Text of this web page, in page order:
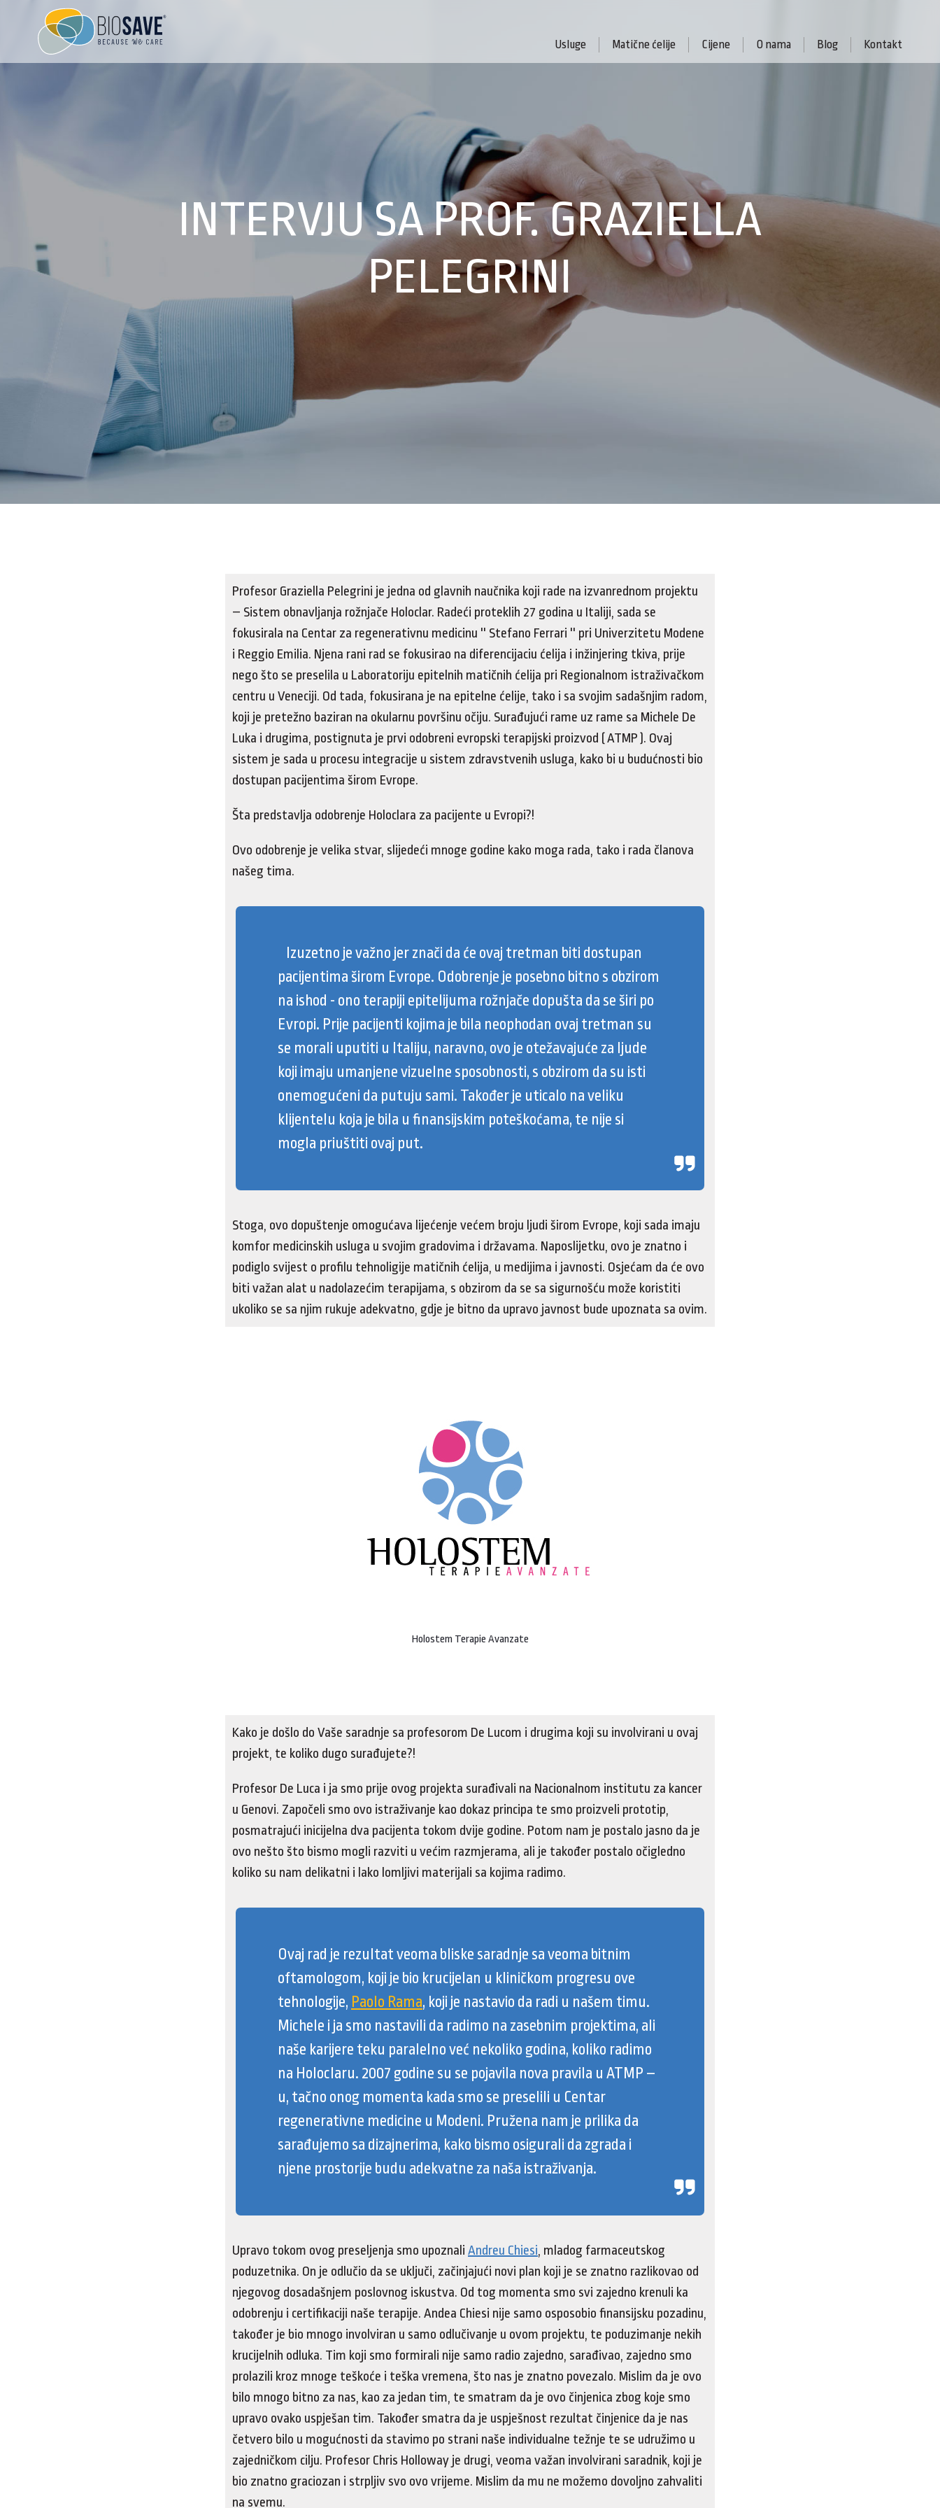
Usluge Matične ćelije Cijene O nama Blog Kontakt
INTERVJU SA PROF. GRAZIELLA
PELEGRINI
Profesor Graziella Pelegrini je jedna od glavnih naučnika koji rade na izvanrednom projektu
– Sistem obnavljanja rožnjače Holoclar. Radeći proteklih 27 godina u Italiji, sada se
fokusirala na Centar za regenerativnu medicinu '' Stefano Ferrari '' pri Univerzitetu Modene
i Reggio Emilia. Njena rani rad se fokusirao na diferencijaciu ćelija i inžinjering tkiva, prije
nego što se preselila u Laboratoriju epitelnih matičnih ćelija pri Regionalnom istraživačkom
centru u Veneciji. Od tada, fokusirana je na epitelne ćelije, tako i sa svojim sadašnjim radom,
koji je pretežno baziran na okularnu površinu očiju. Surađujući rame uz rame sa Michele De
Luka i drugima, postignuta je prvi odobreni evropski terapijski proizvod ( ATMP ). Ovaj
sistem je sada u procesu integracije u sistem zdravstvenih usluga, kako bi u budućnosti bio
dostupan pacijentima širom Evrope.
Šta predstavlja odobrenje Holoclara za pacijente u Evropi?!
Ovo odobrenje je velika stvar, slijedeći mnoge godine kako moga rada, tako i rada članova
našeg tima.
Izuzetno je važno jer znači da će ovaj tretman biti dostupan
pacijentima širom Evrope. Odobrenje je posebno bitno s obzirom
na ishod - ono terapiji epitelijuma rožnjače dopušta da se širi po
Evropi. Prije pacijenti kojima je bila neophodan ovaj tretman su
se morali uputiti u Italiju, naravno, ovo je otežavajuće za ljude
koji imaju umanjene vizuelne sposobnosti, s obzirom da su isti
onemogućeni da putuju sami. Također je uticalo na veliku
klijentelu koja je bila u finansijskim poteškoćama, te nije si
mogla priuštiti ovaj put.
Stoga, ovo dopuštenje omogućava lijećenje većem broju ljudi širom Evrope, koji sada imaju
komfor medicinskih usluga u svojim gradovima i državama. Naposlijetku, ovo je znatno i
podiglo svijest o profilu tehnoligije matičnih ćelija, u medijima i javnosti. Osjećam da će ovo
biti važan alat u nadolazećim terapijama, s obzirom da se sa sigurnošću može koristiti
ukoliko se sa njim rukuje adekvatno, gdje je bitno da upravo javnost bude upoznata sa ovim.
Holostem Terapie Avanzate
Kako je došlo do Vaše saradnje sa profesorom De Lucom i drugima koji su involvirani u ovaj
projekt, te koliko dugo surađujete?!
Profesor De Luca i ja smo prije ovog projekta surađivali na Nacionalnom institutu za kancer
u Genovi. Započeli smo ovo istraživanje kao dokaz principa te smo proizveli prototip,
posmatrajući inicijelna dva pacijenta tokom dvije godine. Potom nam je postalo jasno da je
ovo nešto što bismo mogli razviti u većim razmjerama, ali je također postalo očigledno
koliko su nam delikatni i lako lomljivi materijali sa kojima radimo.
Ovaj rad je rezultat veoma bliske saradnje sa veoma bitnim
oftamologom, koji je bio krucijelan u kliničkom progresu ove
tehnologije, Paolo Rama, koji je nastavio da radi u našem timu.
Michele i ja smo nastavili da radimo na zasebnim projektima, ali
naše karijere teku paralelno već nekoliko godina, koliko radimo
na Holoclaru. 2007 godine su se pojavila nova pravila u ATMP –
u, tačno onog momenta kada smo se preselili u Centar
regenerativne medicine u Modeni. Pružena nam je prilika da
sarađujemo sa dizajnerima, kako bismo osigurali da zgrada i
njene prostorije budu adekvatne za naša istraživanja.
Upravo tokom ovog preseljenja smo upoznali Andreu Chiesi, mladog farmaceutskog
poduzetnika. On je odlučio da se uključi, začinjajući novi plan koji je se znatno razlikovao od
njegovog dosadašnjem poslovnog iskustva. Od tog momenta smo svi zajedno krenuli ka
odobrenju i certifikaciji naše terapije. Andea Chiesi nije samo osposobio finansijsku pozadinu,
također je bio mnogo involviran u samo odlučivanje u ovom projektu, te poduzimanje nekih
krucijelnih odluka. Tim koji smo formirali nije samo radio zajedno, sarađivao, zajedno smo
prolazili kroz mnoge teškoće i teška vremena, što nas je znatno povezalo. Mislim da je ovo
bilo mnogo bitno za nas, kao za jedan tim, te smatram da je ovo činjenica zbog koje smo
upravo ovako uspješan tim. Također smatra da je uspješnost rezultat činjenice da je nas
četvero bilo u mogućnosti da stavimo po strani naše individualne težnje te se udružimo u
zajedničkom cilju. Profesor Chris Holloway je drugi, veoma važan involvirani saradnik, koji je
bio znatno graciozan i strpljiv svo ovo vrijeme. Mislim da mu ne možemo dovoljno zahvaliti
na svemu.